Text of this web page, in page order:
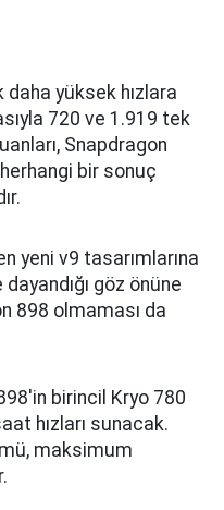
yüksek hızlara
720 ve 1.919 tek
Snapdragon
bir sonuç
yeni v9 tasarımlarına
göz önüne
898 olmaması da
birincil Kryo 780
hızları sunacak.
maksimum